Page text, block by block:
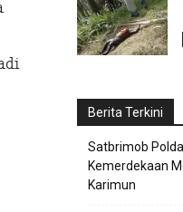
Berita Terkini
Satbrimob
Kemerdekaan
Karimun